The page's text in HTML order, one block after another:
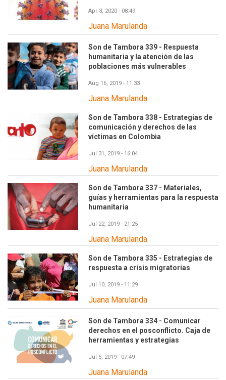
Apr 3, 2020 - 08:49
Juana Marulanda
Son de Tambora 339 - Respuesta
humanitaria y la atención de las
poblaciones más vulnerables
Aug 16, 2019 - 11:33
Juana Marulanda
Son de Tambora 338 - Estrategias de
comunicación y derechos de las
víctimas en Colombia
Jul 31, 2019 - 16:04
Juana Marulanda
Son de Tambora 337 - Materiales,
guías y herramientas para la respuesta
humanitaria
Jul 22, 2019 - 21:25
Juana Marulanda
Son de Tambora 335 - Estrategias de
respuesta a crisis migratorias
Jul 10, 2019 - 11:29
Juana Marulanda
Son de Tambora 334 - Comunicar
derechos en el posconflicto. Caja de
herramientas y estrategias
Jul 5, 2019 - 07:49
Juana Marulanda